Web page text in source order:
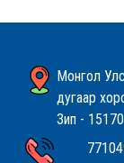
Монгол
дугаар
Зип - 15170